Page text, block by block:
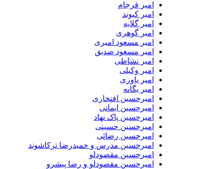
امیر فرجام
امیر کیوند
امیر گلایه
امیر گوهری
امیر مسعود امیری
امیر مسعود صدیق
امیر نشاطی
امیر وکیلی
امیر یاوری
امیر یگانه
امیرحسین افتخاری
امیرحسین ایمانی
امیرحسین پاک نهاد
امیرحسین حسینی
امیرحسین رضائی
امیرحسین مدرس و حمیدرضا ترکاشوند
امیرحسین مقصودلو
امیرحسین مقصودلو و رضا پیشرو